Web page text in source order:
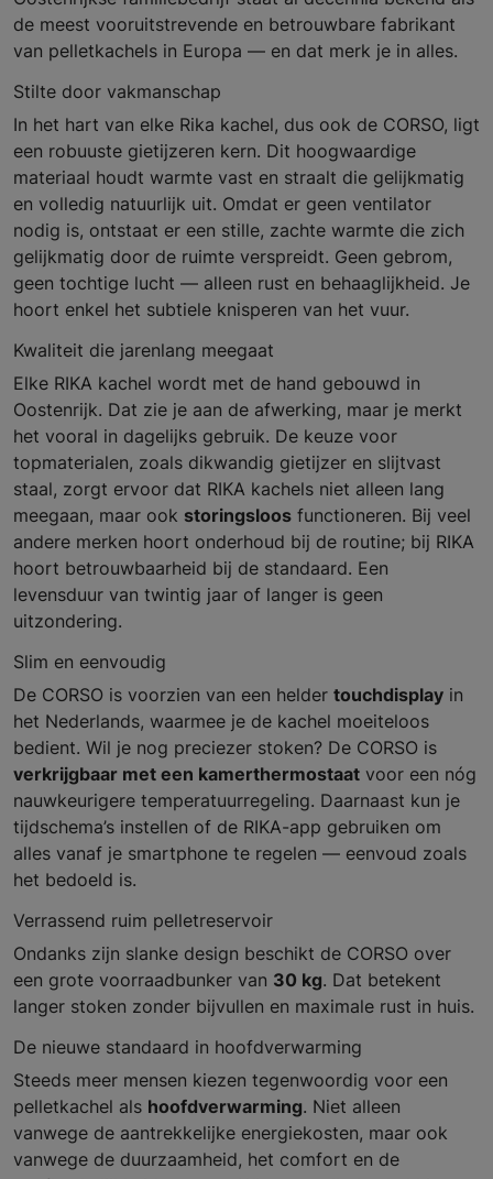
de meest vooruitstrevende en betrouwbare fabrikant
van pelletkachels in Europa — en dat merk je in alles.
Stilte door vakmanschap
In het hart van elke Rika kachel, dus ook de CORSO, ligt
een robuuste gietijzeren kern. Dit hoogwaardige
materiaal houdt warmte vast en straalt die gelijkmatig
en volledig natuurlijk uit. Omdat er geen ventilator
nodig is, ontstaat er een stille, zachte warmte die zich
gelijkmatig door de ruimte verspreidt. Geen gebrom,
geen tochtige lucht — alleen rust en behaaglijkheid. Je
hoort enkel het subtiele knisperen van het vuur.
Kwaliteit die jarenlang meegaat
Elke RIKA kachel wordt met de hand gebouwd in
Oostenrijk. Dat zie je aan de afwerking, maar je merkt
het vooral in dagelijks gebruik. De keuze voor
topmaterialen, zoals dikwandig gietijzer en slijtvast
staal, zorgt ervoor dat RIKA kachels niet alleen lang
meegaan, maar ook storingsloos functioneren. Bij veel
andere merken hoort onderhoud bij de routine; bij RIKA
hoort betrouwbaarheid bij de standaard. Een
levensduur van twintig jaar of langer is geen
uitzondering.
Slim en eenvoudig
De CORSO is voorzien van een helder touchdisplay in
het Nederlands, waarmee je de kachel moeiteloos
bedient. Wil je nog preciezer stoken? De CORSO is
verkrijgbaar met een kamerthermostaat voor een nóg
nauwkeurigere temperatuurregeling. Daarnaast kun je
tijdschema’s instellen of de RIKA-app gebruiken om
alles vanaf je smartphone te regelen — eenvoud zoals
het bedoeld is.
Verrassend ruim pelletreservoir
Ondanks zijn slanke design beschikt de CORSO over
een grote voorraadbunker van 30 kg. Dat betekent
langer stoken zonder bijvullen en maximale rust in huis.
De nieuwe standaard in hoofdverwarming
Steeds meer mensen kiezen tegenwoordig voor een
pelletkachel als hoofdverwarming. Niet alleen
vanwege de aantrekkelijke energiekosten, maar ook
vanwege de duurzaamheid, het comfort en de